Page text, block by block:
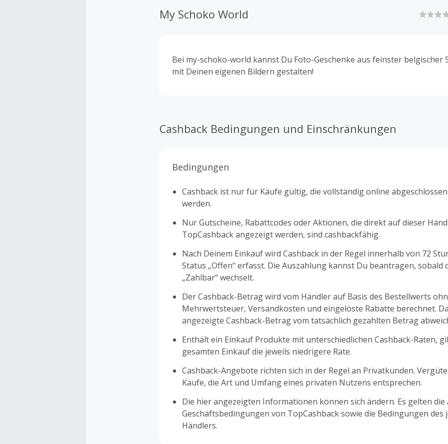
My Schoko World
Bei my-schoko-world kannst Du Foto-Geschenke aus feinster belgischer
mit Deinen eigenen Bildern gestalten!
Cashback Bedingungen und Einschränkungen
Bedingungen
Cashback ist nur für Käufe gültig, die vollständig online
werden.
Nur Gutscheine, Rabattcodes oder Aktionen, die direkt auf dieser
TopCashback angezeigt werden, sind cashbackfähig.
Nach Deinem Einkauf wird Cashback in der Regel innerhalb von 72
Status „Offen“ erfasst. Die Auszahlung kannst Du beantragen, sobald
„Zahlbar“ wechselt.
Der Cashback-Betrag wird vom Händler auf Basis des Bestellwerts
Mehrwertsteuer, Versandkosten und eingelöste Rabatte berechnet.
angezeigte Cashback-Betrag vom tatsächlich gezahlten Betrag
Enthält ein Einkauf Produkte mit unterschiedlichen Cashback-Raten,
gesamten Einkauf die jeweils niedrigere Rate.
Cashback-Angebote richten sich in der Regel an Privatkunden.
Käufe, die Art und Umfang eines privaten Nutzens entsprechen.
Die hier angezeigten Informationen können sich ändern. Es gelten die
Geschäftsbedingungen von TopCashback sowie die Bedingungen des
Händlers.